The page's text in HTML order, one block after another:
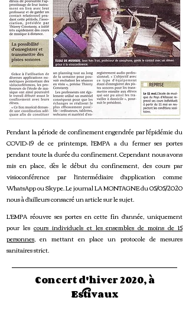
Pendant la période de confinement engendrée par l'épidémie du
COVID-19 de ce printemps, l'EMPA a du fermer ses portes
pendant toute la durée du confinement. Cependant nous avons
mis en place, dès le début du confinement, des cours par
visioconférence par l'intermédiaire d'application comme
WhatsApp ou Skype. Le journal LA MONTAGNE du 05/05/2020
nous à d'ailleurs consacré un article sur le sujet.
L'EMPA réouvre ses portes en cette fin d'année, uniquement
pour les cours individuels et les ensembles de moins de 15
personnes, en mettant en place un protocole de mesures
sanitaires strict.
Concert d'hiver 2020, à
Estivaux